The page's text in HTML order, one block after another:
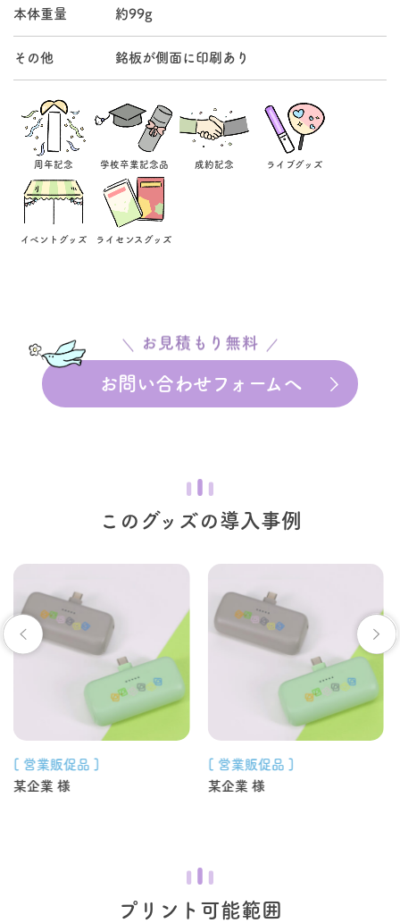
本体重量 約99g
その他 銘板が側面に印刷あり
周年記念 学校卒業記念品 成約記念 ライブグッズ
イベントグッズ ライセンスグッズ
お見積もり無料
お問い合わせフォームへ
このグッズの導入事例
[ 営業販促品 ]
某企業 様
[ 営業販促品 ]
某企業 様
プリント可能範囲